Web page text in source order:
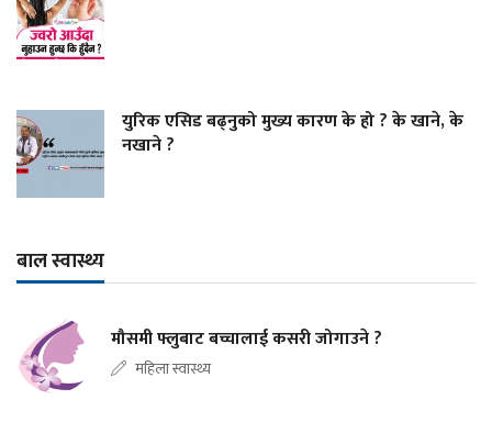
युरिक एसिड बढ्नुको मुख्य कारण के हो ? के खाने, के
नखाने ?
बाल स्वास्थ्य
मौसमी फ्लुबाट बच्चालाई कसरी जोगाउने ?
महिला स्वास्थ्य